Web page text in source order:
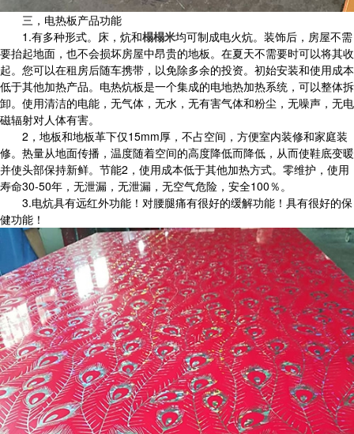
三， 电热板产品功能
1.有多种形式。床，炕和榻榻米均可制成电火炕。装饰后，房屋不需
要抬起地面，也不会损坏房屋中昂贵的地板。在夏天不需要时可以将其收
起。您可以在租房后随车携带，以免除多余的投资。初始安装和使用成本
低于其他加热产品。电热炕板是一个集成的电地热加热系统，可以整体拆
卸。使用清洁的电能，无气体，无水，无有害气体和粉尘，无噪声，无电
磁辐射对人体有害。
2，地板和地板革下仅15mm厚，不占空间，方便室内装修和家庭装
修。热量从地面传播，温度随着空间的高度降低而降低，从而使鞋底变暖
并使头部保持新鲜。节能2，使用成本低于其他加热方式。零维护，使用
寿命30-50年，无泄漏，无泄漏，无空气危险，安全100％。
3.电炕具有远红外功能！对腰腿痛有很好的缓解功能！具有很好的保
健功能！